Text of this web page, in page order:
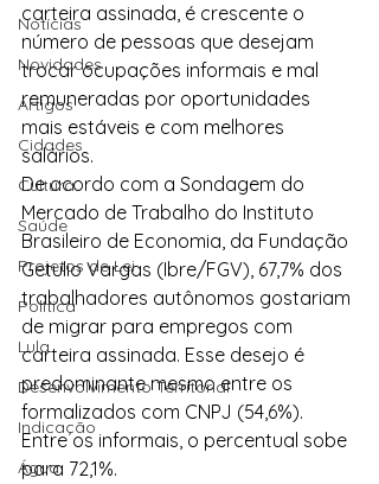
Notícias
Novidades
Artigos
Cidades
Cultura
Saúde
Projetos de Lei
Política
Lula
Desenvolvimento Territorial
Indicação
Água
carteira assinada, é crescente o
número de pessoas que desejam
trocar ocupações informais e mal
remuneradas por oportunidades
mais estáveis e com melhores
salários.
De acordo com a Sondagem do
Mercado de Trabalho do Instituto
Brasileiro de Economia, da Fundação
Getulio Vargas (Ibre/FGV), 67,7% dos
trabalhadores autônomos gostariam
de migrar para empregos com
carteira assinada. Esse desejo é
predominante mesmo entre os
formalizados com CNPJ (54,6%).
Entre os informais, o percentual sobe
para 72,1%.